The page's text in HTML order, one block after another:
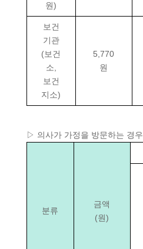
원)
보건
기관
(보건
소,
보건
지소)
5,770
원
▷ 의사가 가정을 방문하는 경우
분류
금액
(원)